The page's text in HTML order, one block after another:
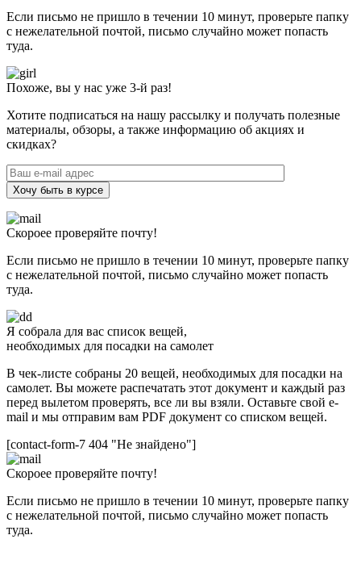
Если письмо не пришло в течении 10 минут, проверьте папку
с нежелательной почтой, письмо случайно может попасть
туда.
Похоже, вы у нас уже 3-й раз!
Хотите подписаться на нашу рассылку и получать полезные
материалы, обзоры, а также информацию об акциях и
скидках?
Хочу быть в курсе
Скороее проверяйте почту!
Если письмо не пришло в течении 10 минут, проверьте папку
с нежелательной почтой, письмо случайно может попасть
туда.
Я собрала для вас список вещей,
необходимых для посадки на самолет
В чек-листе собраны 20 вещей, необходимых для посадки на
самолет. Вы можете распечатать этот документ и каждый раз
перед вылетом проверять, все ли вы взяли. Оставьте свой e-
mail и мы отправим вам PDF документ со списком вещей.
[contact-form-7 404 "Не знайдено"]
Скороее проверяйте почту!
Если письмо не пришло в течении 10 минут, проверьте папку
с нежелательной почтой, письмо случайно может попасть
туда.